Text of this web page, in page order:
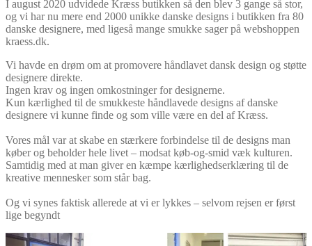
I august 2020 udvidede Kræss butikken så den blev 3 gange så stor,
og vi har nu mere end 2000 unikke danske designs i butikken fra 80
danske designere, med ligeså mange smukke sager på webshoppen
kraess.dk.
Vi havde en drøm om at promovere håndlavet dansk design og støtte
designere direkte.
Ingen krav og ingen omkostninger for designerne.
Kun kærlighed til de smukkeste håndlavede designs af danske
designere vi kunne finde og som ville være en del af Kræss.
Vores mål var at skabe en stærkere forbindelse til de designs man
køber og beholder hele livet – modsat køb-og-smid væk kulturen.
Samtidig med at man giver en kæmpe kærlighedserklæring til de
kreative mennesker som står bag.
Og vi synes faktisk allerede at vi er lykkes – selvom rejsen er først
lige begyndt